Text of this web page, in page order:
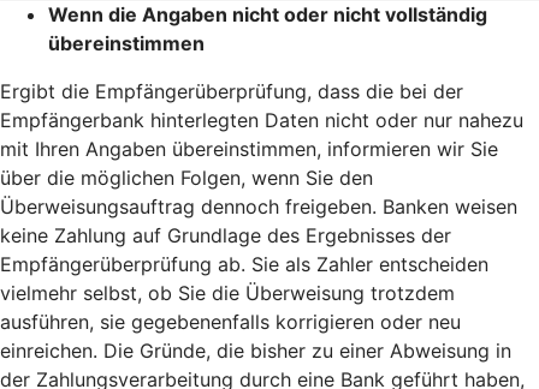
Wenn die Angaben nicht oder nicht vollständig
übereinstimmen
Ergibt die Empfängerüberprüfung, dass die bei der
Empfängerbank hinterlegten Daten nicht oder nur nahezu
mit Ihren Angaben übereinstimmen, informieren wir Sie
über die möglichen Folgen, wenn Sie den
Überweisungsauftrag dennoch freigeben. Banken weisen
keine Zahlung auf Grundlage des Ergebnisses der
Empfängerüberprüfung ab. Sie als Zahler entscheiden
vielmehr selbst, ob Sie die Überweisung trotzdem
ausführen, sie gegebenenfalls korrigieren oder neu
einreichen. Die Gründe, die bisher zu einer Abweisung in
der Zahlungsverarbeitung durch eine Bank geführt haben,